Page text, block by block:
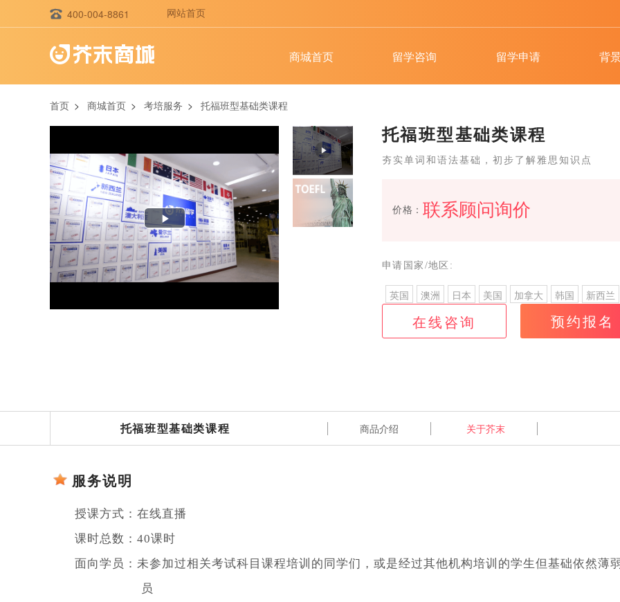
400-004-8861 网站首页
商城首页 留学咨询 留学申请 背
首页 > 商城首页 > 考培服务 > 托福班型基础类课程
Play
Video
托福班型基础类课程
夯实单词和语法基础，初步了解雅思知识点
价格： 联系顾问询价
申请国家/地区:
英国 澳洲 日本 美国 加拿大 韩国 新西兰
新加坡
中国香港 瑞士 德国
荷兰
瑞典 丹麦 挪威 芬兰 比利时 俄罗斯
在线咨询 预约报名
托福班型基础类课程 商品介绍 关于芥末
服务说明
授课方式： 在线直播
课时总数： 40课时
面向学员： 未参加过相关考试科目课程培训的同学们，或是经过其他机构培训的学生但基础依然薄
员